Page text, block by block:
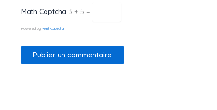
Math Captcha 3 + 5 =
Powered byMathCaptcha